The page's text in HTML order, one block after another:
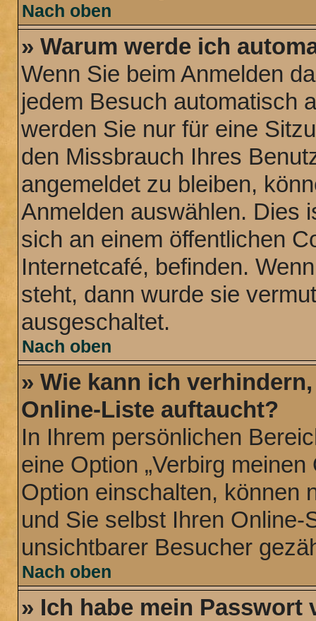
Nach oben
» Warum werde ich
Wenn Sie beim Anmelden
jedem Besuch automatisch
werden Sie nur für eine
den Missbrauch Ihres
angemeldet zu bleiben,
Anmelden auswählen. Dies
sich an einem öffentlichen
Internetcafé, befinden.
steht, dann wurde sie
ausgeschaltet.
Nach oben
» Wie kann ich
Online-Liste auftaucht?
In Ihrem persönlichen
eine Option „Verbirg
Option einschalten, können
und Sie selbst Ihren
unsichtbarer Besucher
Nach oben
» Ich habe mein Passwort